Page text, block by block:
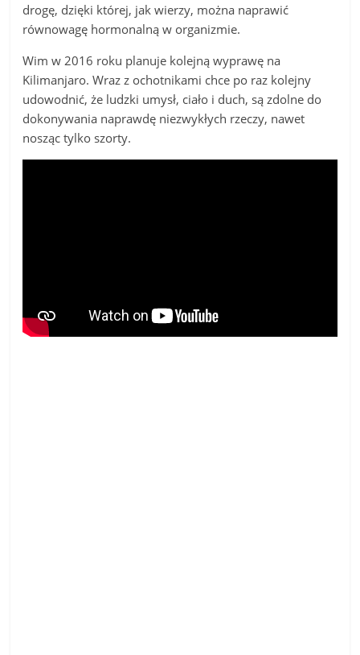
drogę, dzięki której, jak wierzy, można naprawić
równowagę hormonalną w organizmie.
Wim w 2016 roku planuje kolejną wyprawę na
Kilimanjaro. Wraz z ochotnikami chce po raz kolejny
udowodnić, że ludzki umysł, ciało i duch, są zdolne do
dokonywania naprawdę niezwykłych rzeczy, nawet
nosząc tylko szorty.